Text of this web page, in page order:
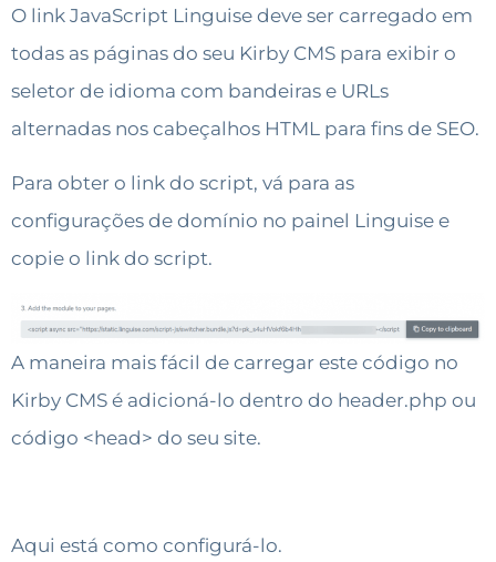
O link JavaScript Linguise deve ser carregado em
todas as páginas do seu Kirby CMS para exibir o
seletor de idioma com bandeiras e URLs
alternadas nos cabeçalhos HTML para fins de SEO.
Para obter o link do script, vá para as
configurações de domínio no painel Linguise e
copie o link do script.
A maneira mais fácil de carregar este código no
Kirby CMS é adicioná-lo dentro do header.php ou
código <head> do seu site.
Aqui está como configurá-lo.